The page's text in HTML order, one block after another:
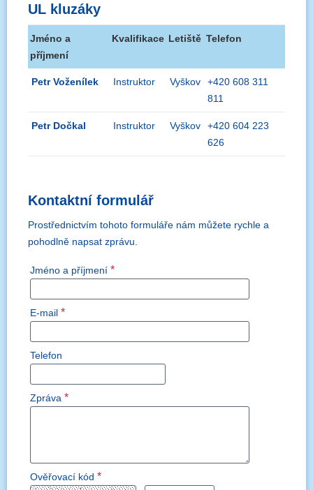
UL kluzáky
Jméno a
příjmení
Kvalifikace Letiště Telefon
Petr Voženílek Instruktor Vyškov
+420 608 311
811
Petr Dočkal Instruktor Vyškov
+420 604 223
626
Kontaktní formulář
Prostřednictvím tohoto formuláře nám můžete rychle a
pohodlně napsat zprávu.
Jméno a příjmení *
E-mail *
Telefon
Zpráva *
Ověřovací kód *